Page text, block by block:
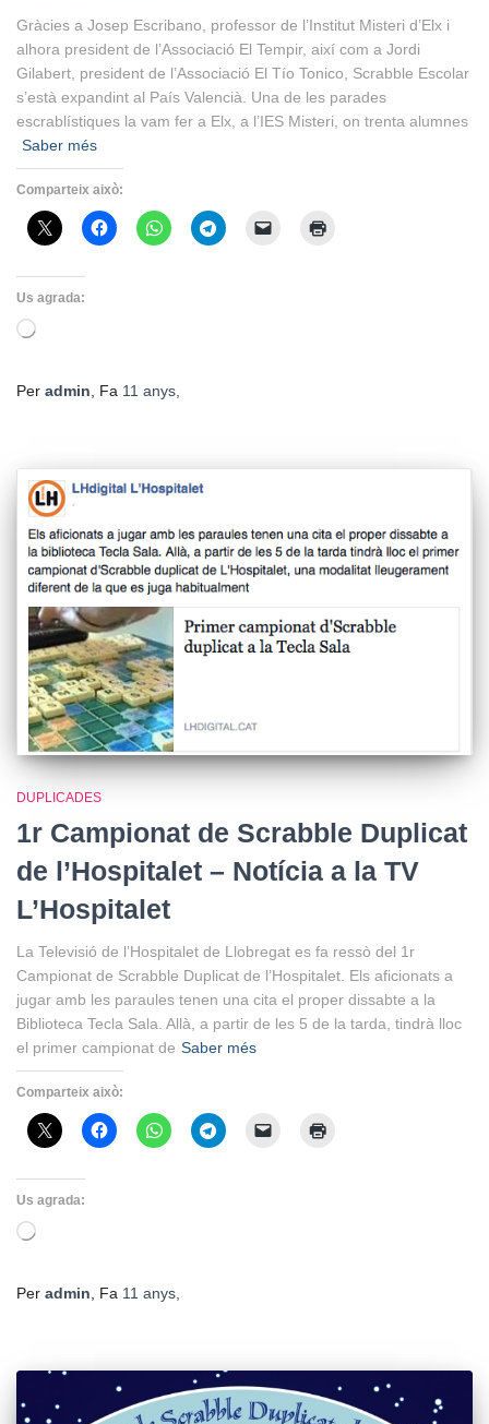
Gràcies a Josep Escribano, professor de l’Institut Misteri d’Elx i
alhora president de l’Associació El Tempir, així com a Jordi
Gilabert, president de l’Associació El Tío Tonico, Scrabble Escolar
s’està expandint al País Valencià. Una de les parades
escrablístiques la vam fer a Elx, a l’IES Misteri, on trenta alumnes
Saber més
Comparteix això:
Us agrada:
S'està
Per admin , Fa 11 anys
DUPLICADES
1r Campionat de Scrabble Duplicat
de l’Hospitalet – Notícia a la TV
L’Hospitalet
La Televisió de l’Hospitalet de Llobregat es fa ressò del 1r
Campionat de Scrabble Duplicat de l’Hospitalet. Els aficionats a
jugar amb les paraules tenen una cita el proper dissabte a la
Biblioteca Tecla Sala. Allà, a partir de les 5 de la tarda, tindrà lloc
el primer campionat de Saber més
Comparteix això:
Us agrada:
S'està
Per admin, Fa 11 anys,